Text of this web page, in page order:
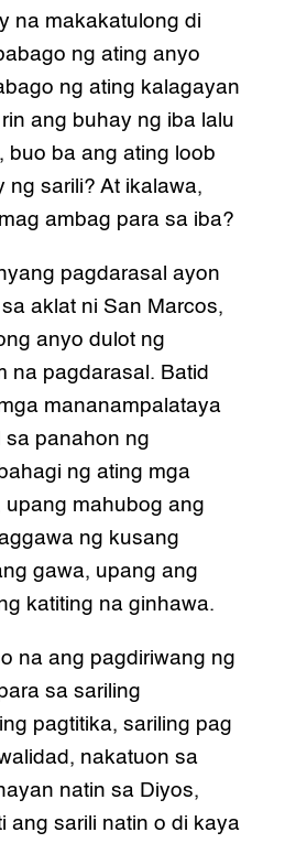
na makakatulong di
ng ating anyo
ng ating kalagayan
ang buhay ng iba lalu
buo ba ang ating loob
ng sarili? At ikalawa,
ambag para sa iba?
pagdarasal ayon
aklat ni San Marcos,
anyo dulot ng
na pagdarasal. Batid
mananampalataya
panahon ng
ng ating mga
upang mahubog ang
ng kusang
gawa, upang ang
katiting na ginhawa.
na ang pagdiriwang ng
sa sariling
pagtitika, sariling pag
nakatuon sa
natin sa Diyos,
ang sarili natin o di kaya